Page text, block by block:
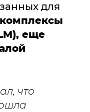
для
еще
что